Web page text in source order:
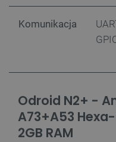
Komunikacja
Odroid N2+ -
A73+A53
2GB RAM